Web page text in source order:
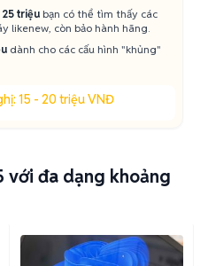
triệu bạn có thể tìm thấy các
likenew, còn bảo hành hãng.
dành cho các cấu hình "khủng"
15 - 20 triệu VNĐ
với đa dạng khoảng